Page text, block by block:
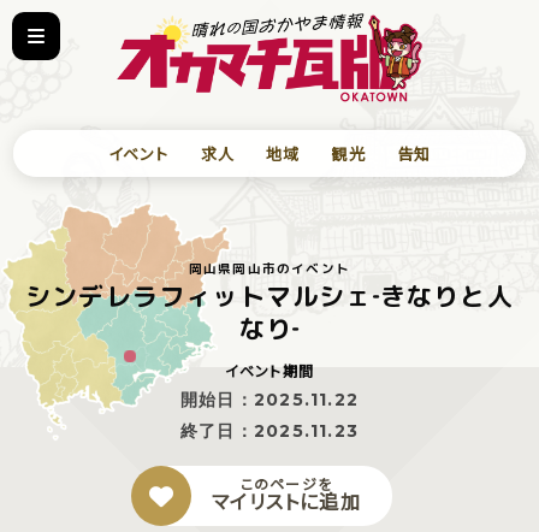
イベント 求人 地域 観光 告知
岡山県岡山市のイベント
シンデレラフィットマルシェ‐きなりと人
なり‐
イベント期間
開始日： 2025.11.22
終了日： 2025.11.23
このページを
マイリストに追加